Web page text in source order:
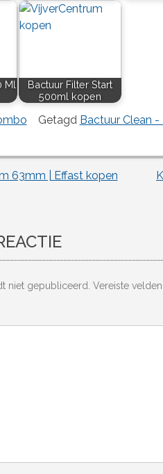
Ml
Bactuur Filter Start
500ml kopen
Getagd Bactuur Clean
63mm | Effast kopen
niet gepubliceerd. Vereiste